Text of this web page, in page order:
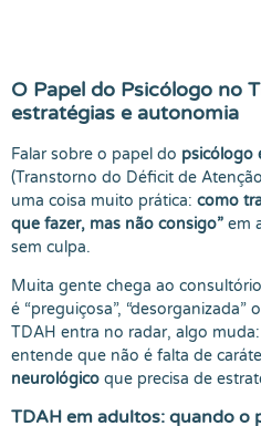
O Papel do Psicólogo no
estratégias e autonomia
Falar sobre o papel do psicólogo
(Transtorno do Déficit de
uma coisa muito prática: como
que fazer, mas não consigo” em
sem culpa.
Muita gente chega ao
é “preguiçosa”, “desorganizada”
TDAH entra no radar, algo
entende que não é falta de
neurológico que precisa de
TDAH em adultos: quando o